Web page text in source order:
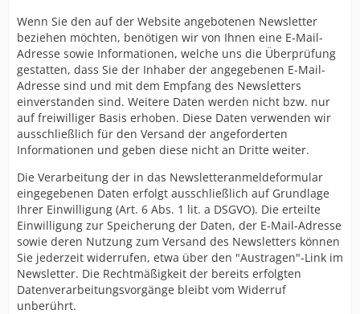
Wenn Sie den auf der Website angebotenen Newsletter
beziehen möchten, benötigen wir von Ihnen eine E-Mail-
Adresse sowie Informationen, welche uns die Überprüfung
gestatten, dass Sie der Inhaber der angegebenen E-Mail-
Adresse sind und mit dem Empfang des Newsletters
einverstanden sind. Weitere Daten werden nicht bzw. nur
auf freiwilliger Basis erhoben. Diese Daten verwenden wir
ausschließlich für den Versand der angeforderten
Informationen und geben diese nicht an Dritte weiter.
Die Verarbeitung der in das Newsletteranmeldeformular
eingegebenen Daten erfolgt ausschließlich auf Grundlage
Ihrer Einwilligung (Art. 6 Abs. 1 lit. a DSGVO). Die erteilte
Einwilligung zur Speicherung der Daten, der E-Mail-Adresse
sowie deren Nutzung zum Versand des Newsletters können
Sie jederzeit widerrufen, etwa über den "Austragen"-Link im
Newsletter. Die Rechtmäßigkeit der bereits erfolgten
Datenverarbeitungsvorgänge bleibt vom Widerruf
unberührt.